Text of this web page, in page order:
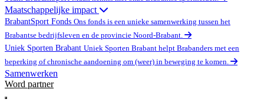
Maatschappelijke impact
BrabantSport Fonds Ons fonds is een unieke samenwerking tussen het
Brabantse bedrijfsleven en de provincie Noord-Brabant.
Uniek Sporten Brabant Uniek Sporten Brabant helpt Brabanders met een
beperking of chronische aandoening om (weer) in beweging te komen.
Samenwerken
Word partner
Open main menu